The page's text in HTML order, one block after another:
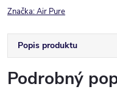
Značka:Air Pure
Popis produktu
Podrobný